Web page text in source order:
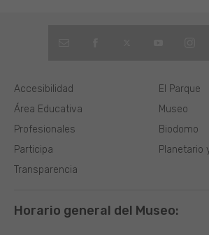
El Parque
Museo
Biodomo
Planetario
Área Educativa
Profesionales
Participa
Transparencia
Accesibilidad
Horario general del Museo: